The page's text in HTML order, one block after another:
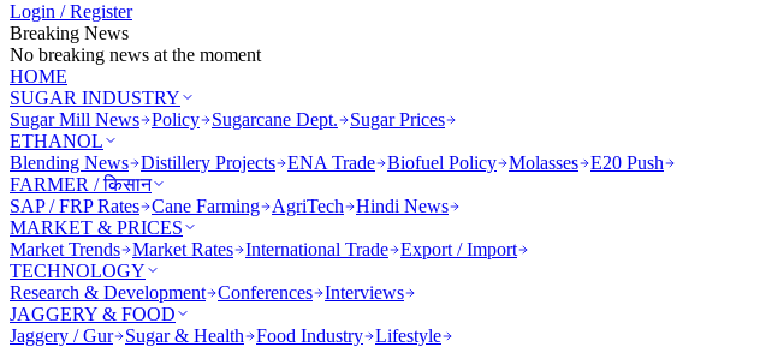
Login / Register
Breaking News
No breaking news at the moment
HOME
SUGAR INDUSTRY
Sugar Mill News Policy Sugarcane Dept.
Sugar Prices
ETHANOL
Blending News Distillery Projects ENA Trade Biofuel Policy Molasses E20 Push
FARMER / किसान
SAP / FRP Rates Cane Farming AgriTech
Hindi News
MARKET & PRICES
Market Trends Market Rates International Trade Export / Import
TECHNOLOGY
Research & Development Conferences Interviews
JAGGERY & FOOD
Jaggery / Gur
Sugar & Health Food Industry Lifestyle